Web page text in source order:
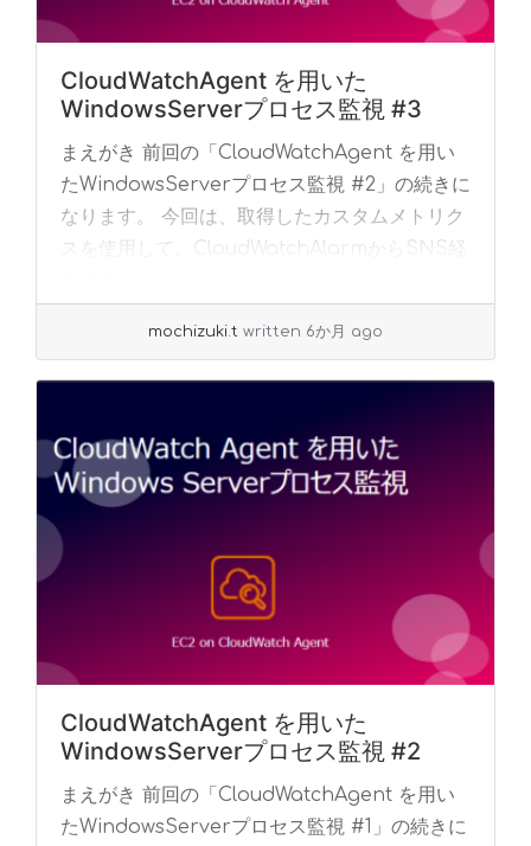
CloudWatchAgent を用いた
WindowsServerプロセス監視 #3
まえがき 前回の「CloudWatchAgent を用い
たWindowsServerプロセス監視 #2」の続きに
なります。 今回は、取得したカスタムメトリク
スを使用して、CloudWatchAlarmからSNS経
mochizuki.t written 6か月 ago
CloudWatchAgent を用いた
WindowsServerプロセス監視 #2
まえがき 前回の「CloudWatchAgent を用い
たWindowsServerプロセス監視 #1」の続きに